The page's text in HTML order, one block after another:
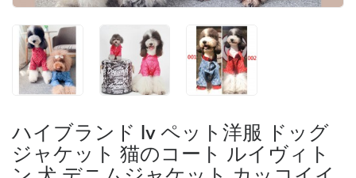
ハイブランド lv ペット洋服 ドッグ
ジャケット 猫のコート ルイヴィト